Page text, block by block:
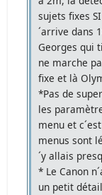
sujets fixes
´arrive dans
Georges qui
ne marche
fixe et là
*Pas de
les
menu et
menus sont
´y allais
* Le Canon
un petit